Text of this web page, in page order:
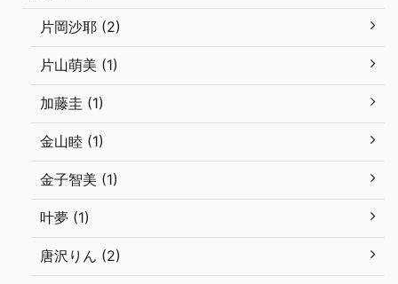
片岡沙耶 (2)
片山萌美 (1)
加藤圭 (1)
金山睦 (1)
金子智美 (1)
叶夢 (1)
唐沢りん (2)